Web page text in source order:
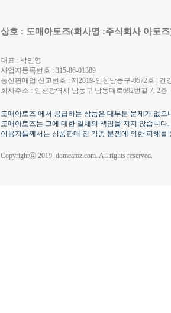
상호 : 도매아토즈(회사명 :주식회사 아토
대표 : 박민영
사업자등록번호 : 315-86-01389
통신판매업 신고번호 : 제2019-인천남동구-0572호 | 건
회사주소 : 인천광역시 남동구 남동대로692번길 7, 2층
도매아토즈 에서 공급하는 상품은 대부분 문제가 없
도매아토즈는 그에 대한 일체의 책임을 지지 않습니다.
이용자들께서는 상품판매 전 각종 분쟁에 의한 피해
Copyrightⓒ 2019. domeatoz.com. All rights reserved.